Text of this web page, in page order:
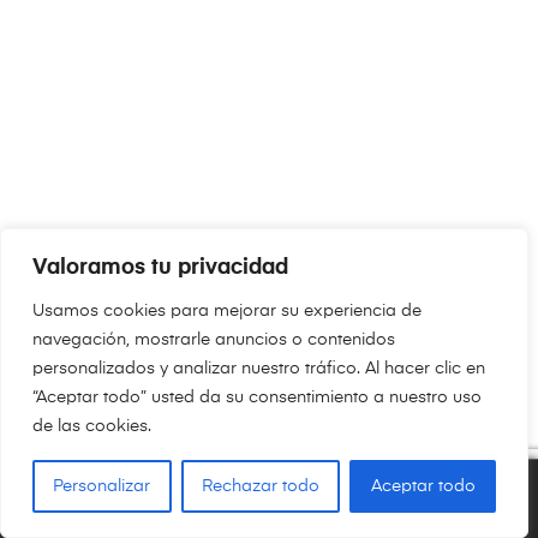
Valoramos tu privacidad
Usamos cookies para mejorar su experiencia de
navegación, mostrarle anuncios o contenidos
personalizados y analizar nuestro tráfico. Al hacer clic en
“Aceptar todo” usted da su consentimiento a nuestro uso
de las cookies.
Personalizar Rechazar todo Aceptar todo
0